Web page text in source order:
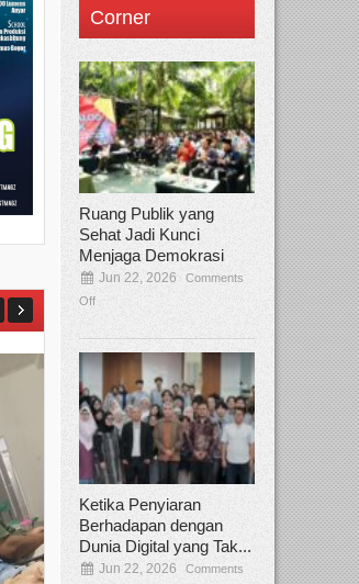
Corner
Ruang Publik yang
Sehat Jadi Kunci
Menjaga Demokrasi
Jun 22, 2026
Comments
Off
Ketika Penyiaran
Berhadapan dengan
Dunia Digital yang Tak...
Jun 22, 2026
Comments